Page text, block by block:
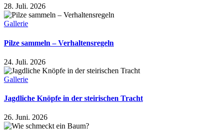
28. Juli. 2026
Gallerie
Pilze sammeln – Verhaltensregeln
24. Juli. 2026
Gallerie
Jagdliche Knöpfe in der steirischen Tracht
26. Juni. 2026